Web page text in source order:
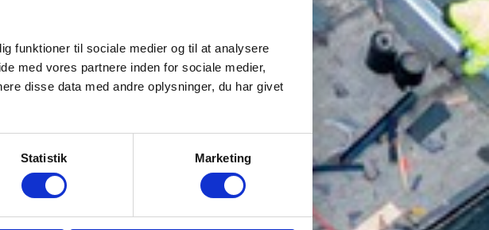
funktioner til sociale medier og til at analysere
med vores partnere inden for sociale medier,
disse data med andre oplysninger, du har givet
Statistik Marketing